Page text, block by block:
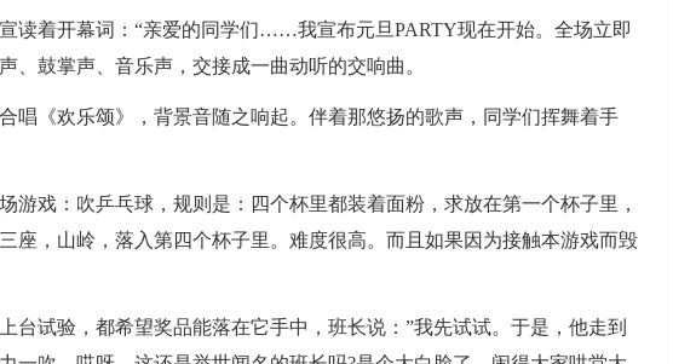
读着开幕词：“亲爱的同学们……我宣布元旦PARTY现在开始。全场立即
、鼓掌声、音乐声，交接成一曲动听的交响曲。
唱《欢乐颂》，背景音随之响起。伴着那悠扬的歌声，同学们挥舞着手
游戏：吹乒乓球，规则是：四个杯里都装着面粉，求放在第一个杯子里，
座，山岭，落入第四个杯子里。难度很高。而且如果因为接触本游戏而毁
台试验，都希望奖品能落在它手中，班长说：”我先试试。于是，他走到